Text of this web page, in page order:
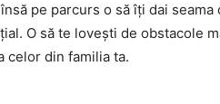
pe parcurs o să îți dai
O să te lovești de obstacole
celor din familia ta.